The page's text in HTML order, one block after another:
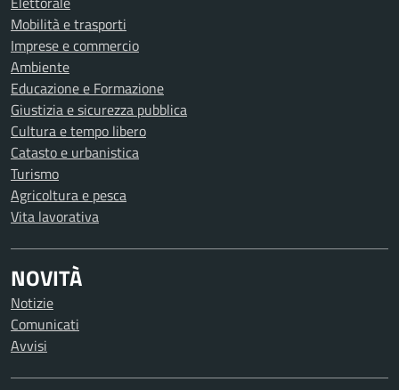
Mobilità e trasporti
Imprese e commercio
Ambiente
Educazione e Formazione
Giustizia e sicurezza pubblica
Cultura e tempo libero
Catasto e urbanistica
Turismo
Agricoltura e pesca
Vita lavorativa
NOVITÀ
Notizie
Comunicati
Avvisi